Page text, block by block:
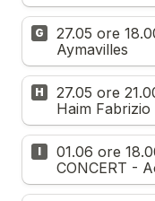
G
27.05 ore
Aymavilles
H
27.05 ore
Haim
I
01.06 ore
CONCERT -